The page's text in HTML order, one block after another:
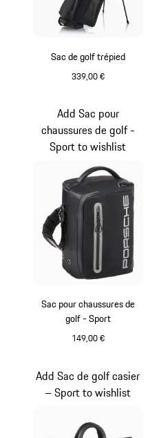
Sac de golf trépied
339,00 €
Sac pour chaussures de
golf - Sport
149,00 €
Add Sac pour
chaussures de golf -
Sport to wishlist
Add Sac de golf casier
– Sport to wishlist